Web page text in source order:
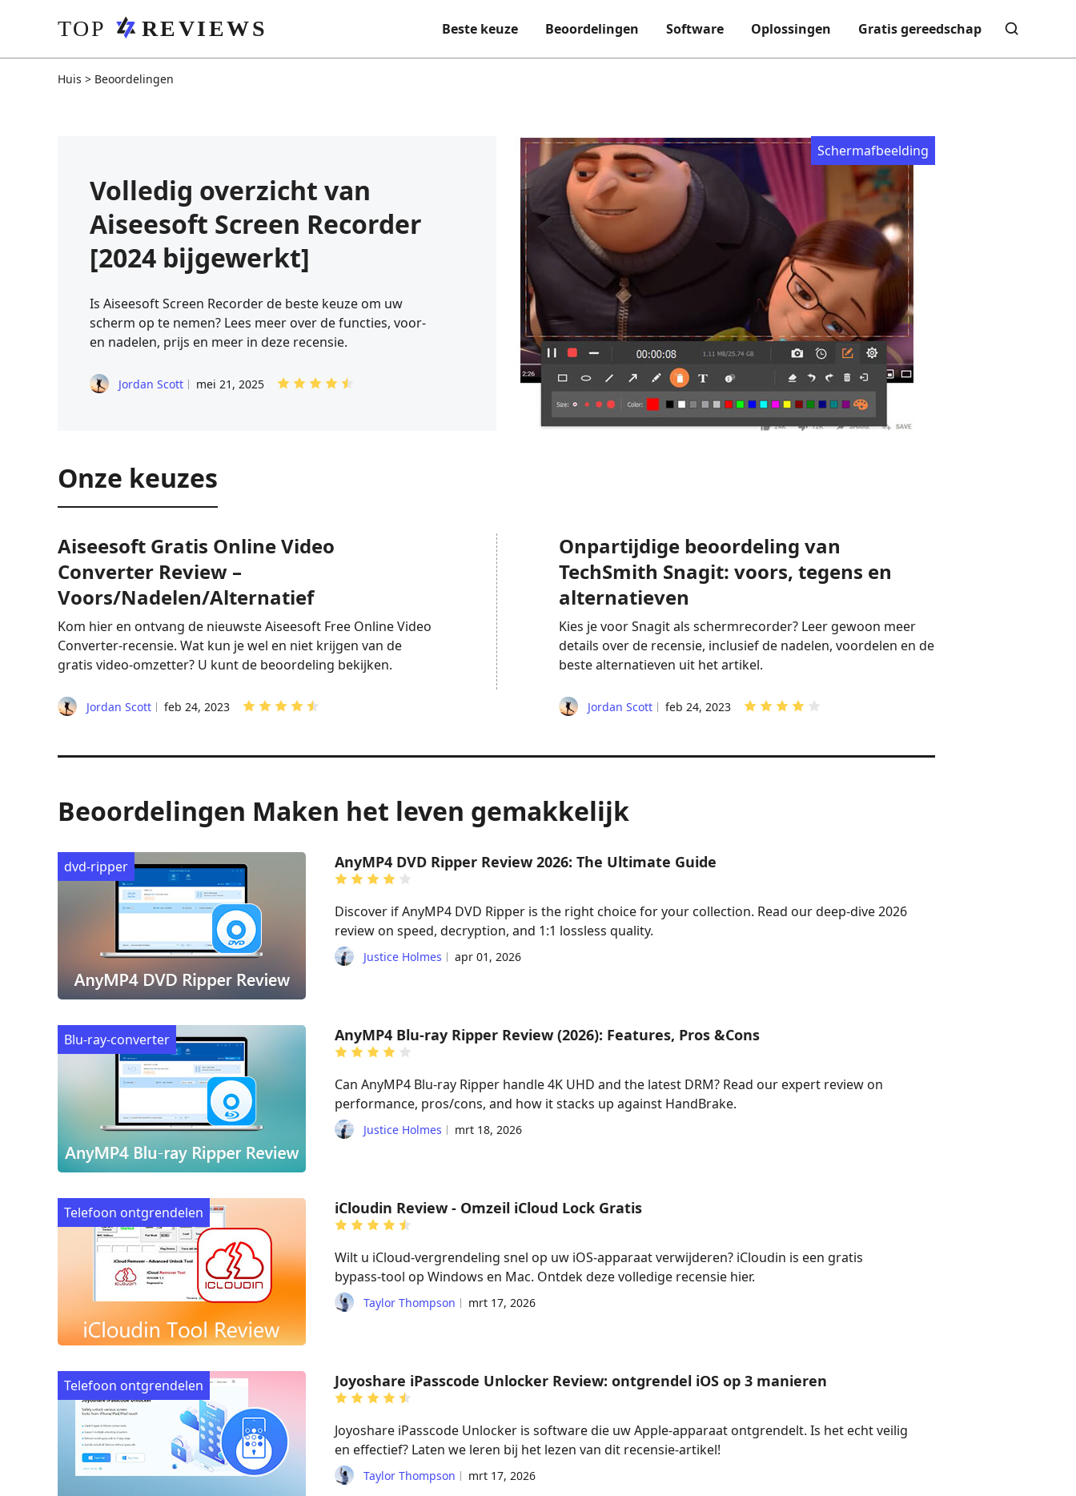
Beste keuze Beoordelingen Software Oplossingen Gratis gereedschap
Huis > Beoordelingen
Volledig overzicht van
Aiseesoft Screen Recorder
[2024 bijgewerkt]
Is Aiseesoft Screen Recorder de beste keuze om uw
scherm op te nemen? Lees meer over de functies, voor-
en nadelen, prijs en meer in deze recensie.
Jordan Scott mei 21, 2025
Schermafbeelding
Onze keuzes
Aiseesoft Gratis Online Video
Converter Review –
Voors/Nadelen/Alternatief
Kom hier en ontvang de nieuwste Aiseesoft Free Online Video
Converter-recensie. Wat kun je wel en niet krijgen van de
gratis video-omzetter? U kunt de beoordeling bekijken.
Jordan Scott feb 24, 2023
Onpartijdige beoordeling van
TechSmith Snagit: voors, tegens en
alternatieven
Kies je voor Snagit als schermrecorder? Leer gewoon meer
details over de recensie, inclusief de nadelen, voordelen en de
beste alternatieven uit het artikel.
Jordan Scott feb 24, 2023
Beoordelingen Maken het leven gemakkelijk
dvd-ripper AnyMP4 DVD Ripper Review 2026: The Ultimate Guide
Discover if AnyMP4 DVD Ripper is the right choice for your collection. Read our deep-dive 2026
review on speed, decryption, and 1:1 lossless quality.
Justice Holmes apr 01, 2026
Blu-ray-converter AnyMP4 Blu-ray Ripper Review (2026): Features, Pros &Cons
Can AnyMP4 Blu-ray Ripper handle 4K UHD and the latest DRM? Read our expert review on
performance, pros/cons, and how it stacks up against HandBrake.
Justice Holmes mrt 18, 2026
Telefoon ontgrendelen iCloudin Review - Omzeil iCloud Lock Gratis
Wilt u iCloud-vergrendeling snel op uw iOS-apparaat verwijderen? iCloudin is een gratis
bypass-tool op Windows en Mac. Ontdek deze volledige recensie hier.
Taylor Thompson mrt 17, 2026
Telefoon ontgrendelen Joyoshare iPasscode Unlocker Review: ontgrendel iOS op 3 manieren
Joyoshare iPasscode Unlocker is software die uw Apple-apparaat ontgrendelt. Is het echt veilig
en effectief? Laten we leren bij het lezen van dit recensie-artikel!
Taylor Thompson mrt 17, 2026